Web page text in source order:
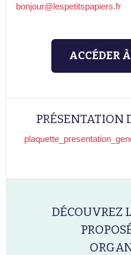
bonjour@lespetitspapiers.fr
ACCÉDER
PRÉSENTATION
DÉCOUVREZ